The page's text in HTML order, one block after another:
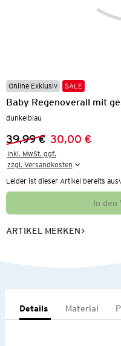
Online Exklusiv SALE
Baby Regenoverall mit
dunkelblau
Vorheriger Preis:
39,99 €
Neuer Preis:30,00 €
inkl. MwSt. ggf.
zzgl. Versandkosten
Leider ist dieser Artikel bereits
In den
ARTIKEL MERKEN
Details Material